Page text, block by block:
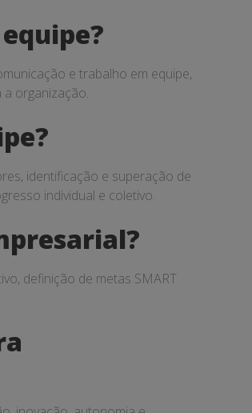
e trabalho em equipe,
organização.
identificação e superação de
individual e coletivo.
definição de metas SMART